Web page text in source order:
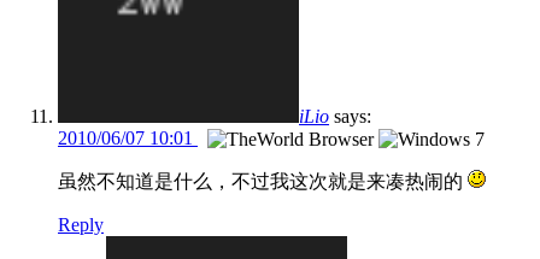
iLio says:
2010/06/07 10:01
虽然不知道是什么，不过我这次就是来凑热闹的
Reply